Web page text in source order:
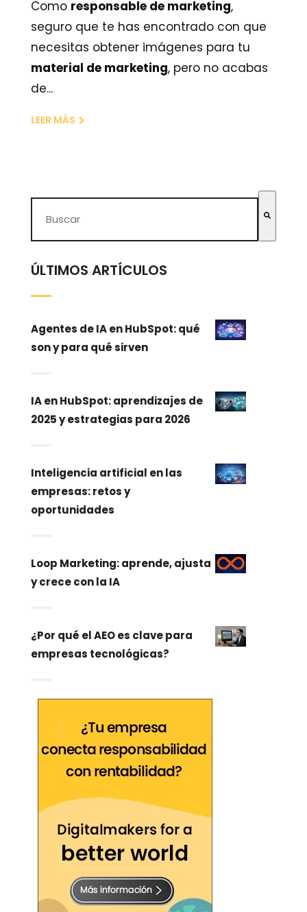
Como responsable de marketing,
seguro que te has encontrado con que
necesitas obtener imágenes para tu
material de marketing, pero no acabas
de...
LEER MÁS
Esto es un campo de búsqueda con una función de
ÚLTIMOS ARTÍCULOS
Agentes de IA en HubSpot: qué
son y para qué sirven
IA en HubSpot: aprendizajes de
2025 y estrategias para 2026
Inteligencia artificial en las
empresas: retos y
oportunidades
Loop Marketing: aprende, ajusta
y crece con la IA
¿Por qué el AEO es clave para
empresas tecnológicas?